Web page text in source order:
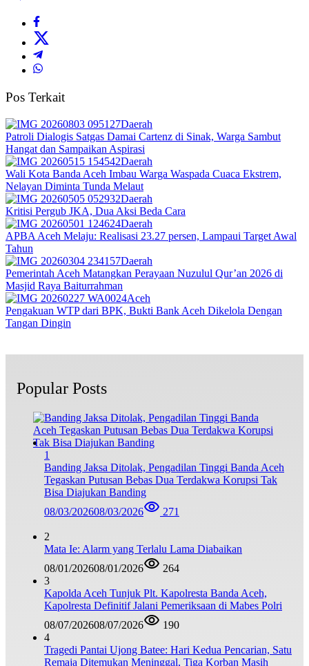
Pos Terkait
Daerah
Patroli Dialogis Satgas Damai Cartenz di Sinak, Warga Sambut
Hangat dan Sampaikan Aspirasi
Daerah
Wali Kota Banda Aceh Imbau Warga Waspada Cuaca Ekstrem,
Nelayan Diminta Tunda Melaut
Daerah
Kritisi Pergub JKA, Dua Aksi Beda Cara
Daerah
APBA Aceh Melaju: Realisasi 23.27 persen, Lampaui Target Awal
Tahun
Daerah
Pemerintah Aceh Matangkan Perayaan Nuzulul Qur’an 2026 di
Masjid Raya Baiturrahman
Aceh
Pengakuan WTP dari BPK, Bukti Bank Aceh Dikelola Dengan
Tangan Dingin
Popular Posts
1
Banding Jaksa Ditolak, Pengadilan Tinggi Banda Aceh
Tegaskan Putusan Bebas Dua Terdakwa Korupsi Tak
Bisa Diajukan Banding
08/03/202608/03/2026 271
2
Mata Ie: Alarm yang Terlalu Lama Diabaikan
08/01/202608/01/2026
264
3
Kapolda Aceh Tunjuk Plt. Kapolresta Banda Aceh,
Kapolresta Definitif Jalani Pemeriksaan di Mabes Polri
08/07/202608/07/2026
190
4
Tragedi Pantai Ujong Batee: Hari Kedua Pencarian, Satu
Remaja Ditemukan Meninggal, Tiga Korban Masih